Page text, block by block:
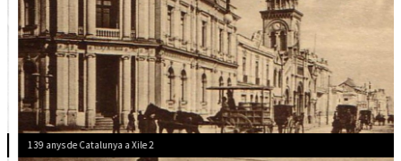
139 anys de Catalunya a Xile 2